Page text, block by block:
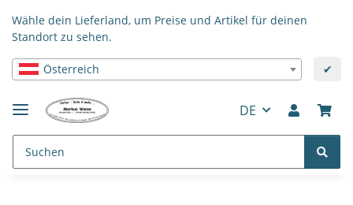
Wähle dein Lieferland, um Preise und Artikel für deinen
Standort zu sehen.
Österreich ✔
DE